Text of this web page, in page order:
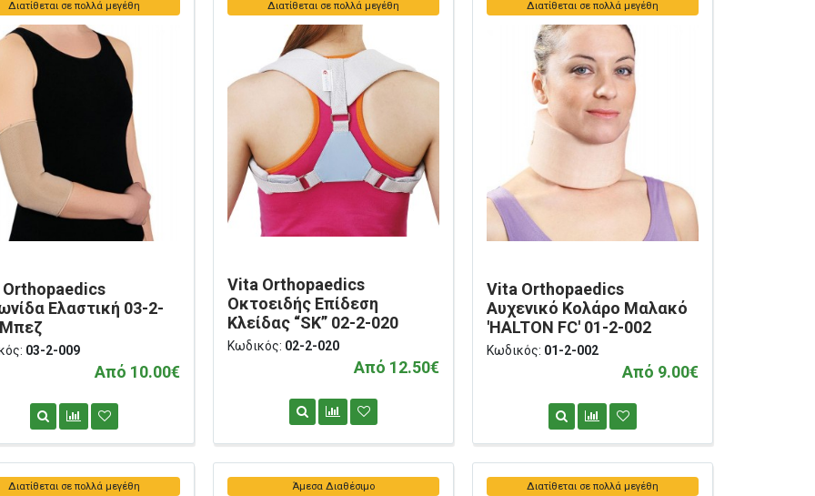
Διατίθεται σε πολλά μεγέθη
Ελαστική 03-2-
03-2-009
Από 10.00€
Διατίθεται σε πολλά μεγέθη
Vita Orthopaedics
Οκτοειδής Επίδεση
Κλείδας “SK” 02-2-020
Κωδικός: 02-2-020
Από 12.50€
Διατίθεται σε πολλά μεγέθη
Vita Orthopaedics
Αυχενικό Κολάρο Μαλακό
'HALTON FC' 01-2-002
Κωδικός: 01-2-002
Από 9.00€
Διατίθεται σε πολλά μεγέθη Άμεσα Διαθέσιμο Διατίθεται σε πολλά μεγέθη